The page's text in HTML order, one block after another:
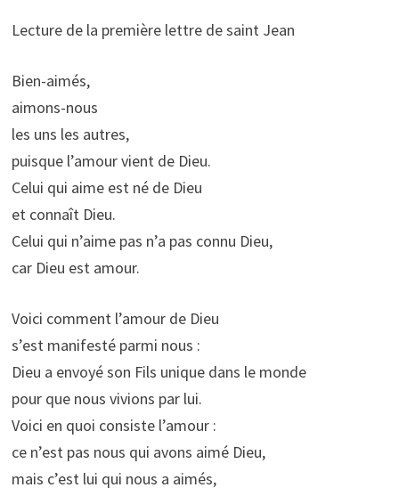
Lecture de la première lettre de saint Jean
Bien-aimés,
aimons-nous
les uns les autres,
puisque l’amour vient de Dieu.
Celui qui aime est né de Dieu
et connaît Dieu.
Celui qui n’aime pas n’a pas connu Dieu,
car Dieu est amour.
Voici comment l’amour de Dieu
s’est manifesté parmi nous :
Dieu a envoyé son Fils unique dans le monde
pour que nous vivions par lui.
Voici en quoi consiste l’amour :
ce n’est pas nous qui avons aimé Dieu,
mais c’est lui qui nous a aimés,